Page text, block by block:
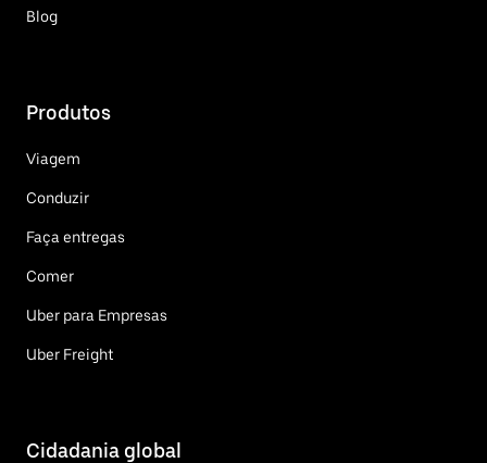
Blog
Produtos
Viagem
Conduzir
Faça entregas
Comer
Uber para Empresas
Uber Freight
Cidadania global